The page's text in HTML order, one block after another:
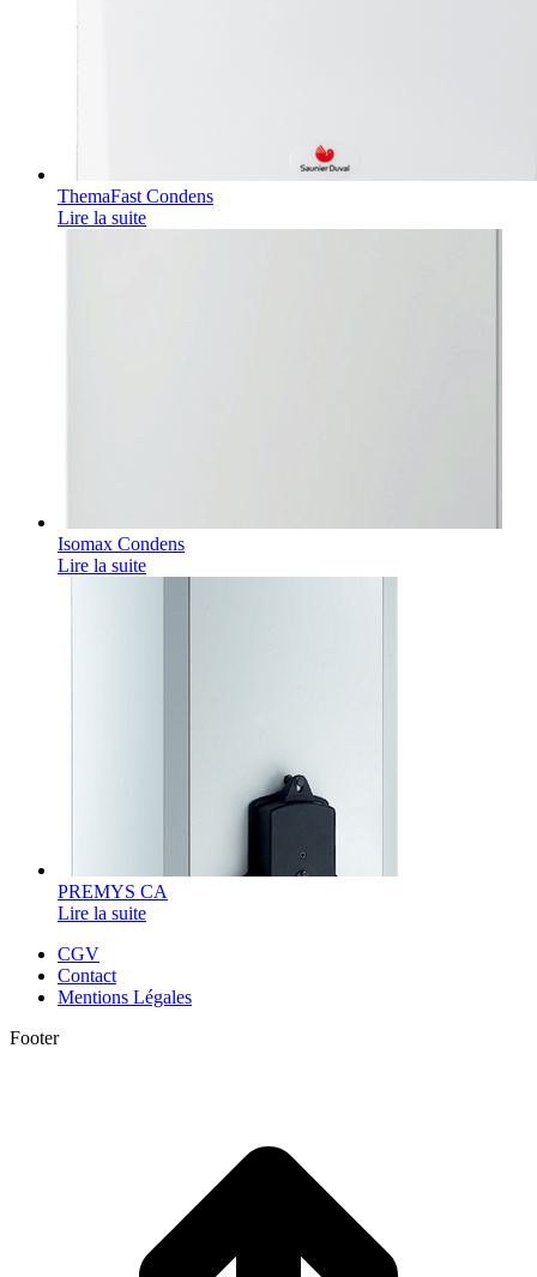
ThemaFast Condens
Lire la suite
Isomax Condens
Lire la suite
PREMYS CA
Lire la suite
CGV
Contact
Mentions Légales
Footer